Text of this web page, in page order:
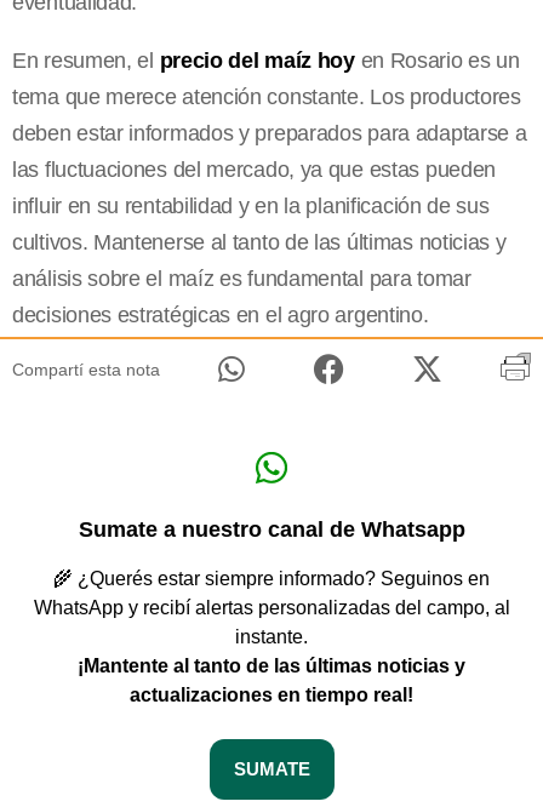
En resumen, el precio del maíz hoyen Rosario es un
tema que merece atención constante. Los productores
deben estar informados y preparados para adaptarse a
las fluctuaciones del mercado, ya que estas pueden
influir en su rentabilidad y en la planificación de sus
cultivos. Mantenerse al tanto de las últimas noticias y
análisis sobre el maíz es fundamental para tomar
decisiones estratégicas en el agro argentino.
Compartí esta nota
Sumate a nuestro canal de Whatsapp
🌾 ¿Querés estar siempre informado? Seguinos en
WhatsApp y recibí alertas personalizadas del campo, al
instante.
¡Mantente al tanto de las últimas noticias y
actualizaciones en tiempo real!
SUMATE